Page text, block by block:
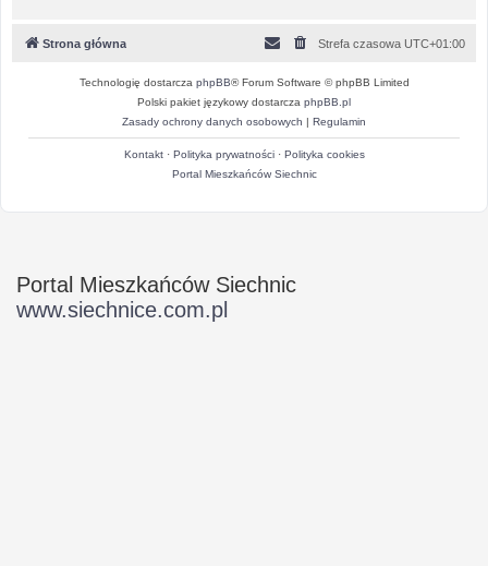
Strona główna Strefa czasowa UTC+01:00
Technologię dostarcza phpBB® Forum Software © phpBB Limited
Polski pakiet językowy dostarcza phpBB.pl
Zasady ochrony danych osobowych | Regulamin
Kontakt· Polityka prywatności· Polityka cookies
Portal Mieszkańców Siechnic
Portal Mieszkańców Siechnic
www.siechnice.com.pl